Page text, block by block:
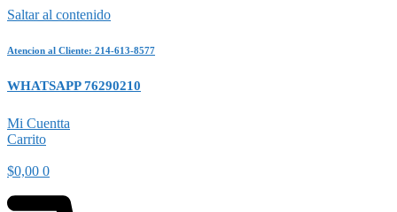
Saltar al contenido
Atencion al Cliente: 214-613-8577
WHATSAPP 76290210
Mi Cuentta
Carrito
$0,00 0